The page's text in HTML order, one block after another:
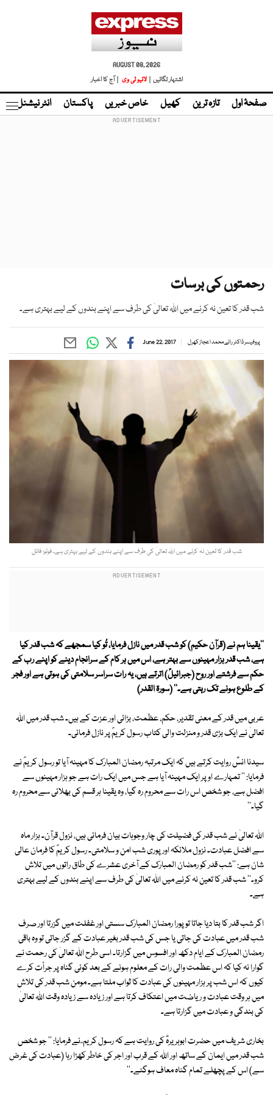
AUGUST 08, 2026
اشتہار لگائیں |
لائیو ٹی وی | آج کا اخبار
صفحۂ اول تازہ ترین کھیل خاص خبریں پاکستان انٹر نیشنل
رحمتوں کی برسات
شب قدر کا تعین نہ کرنے میں اللہ تعالیٰ کی طرف سے اپنے بندوں کے لیے بہتری ہے۔
پروفیسر ڈاکٹر رائے محمد اعجاز کھرل June 22, 2017
شب قدر کا تعین نہ کرنے میں اللہ تعالیٰ کی طرف سے اپنے بندوں کے لیے بہتری ہے۔ فوٹو: فائل
''یقینا ہم نے (قرآن حکیم) کو شب قدر میں نازل فرمایا، تُو کیا سمجھے کہ شب قدر کیا
ہے، شب قدر ہزار مہینوں سے بہتر ہے، اس میں ہر کام کے سرانجام دینے کو اپنے رب کے
حکم سے فرشتے اور روح (جبرائیلؑ) اترتے ہیں، یہ رات سراسر سلامتی کی ہوتی ہے اور فجر
کے طلوع ہونے تک رہتی ہے۔'' (سورۃ القدر)
عربی میں قدر کے معنی تقدیر، حکم، عظمت، بڑائی اور عزت کے ہیں۔ شب قدر میں اللہ
تعالیٰ نے ایک بڑی قدر و منزلت والی کتاب رسول کریمؐ پر نازل فرمائی۔
سیدنا انسؓ روایت کرتے ہیں کہ ایک مرتبہ رمضان المبارک کا مہینہ آیا تو رسول کریمؐ نے
فرمایا: '' تمہارے اوپر ایک مہینہ آیا ہے جس میں ایک رات ہے جو ہزار مہینوں سے
افضل ہے، جو شخص اس رات سے محروم رہ گیا، وہ یقینا ہر قسم کی بھلائی سے محروم رہ
گیا۔''
اللہ تعالیٰ نے شب قدر کی فضیلت کی چار وجوہات بیان فرمائی ہیں، نزول قرآن۔ ہزار ماہ
سے افضل عبادت۔ نزول ملائکہ اور پوری شب امن و سلامتی۔ رسول کریمؐ کا فرمان عالی
شان ہے: ''شب قدر کو رمضان المبارک کے آخری عشرے کی طاق راتوں میں تلاش
کرو۔'' شب قدر کا تعین نہ کرنے میں اللہ تعالیٰ کی طرف سے اپنے بندوں کے لیے بہتری
ہے۔
اگر شب قدر کا بتا دیا جاتا تو پورا رمضان المبارک سستی اور غفلت میں گزرتا اور صرف
شب قدر میں عبادت کی جاتی یا جس کی شب قدر بغیر عبادت کے گزر جاتی تو وہ باقی
رمضان المبارک کے ایام دکھ اور افسوس میں گزارتا۔ اسی طرح اللہ تعالیٰ کی رحمت نے
گوارا نہ کیا کہ اس عظمت والی رات کے معلوم ہونے کے بعد کوئی گناہ پر جرأت کرے
کیوں کہ اس شب پر ہزار مہینوں کی عبادت کا ثواب ملتا ہے۔ مومن شب قدر کی تلاش
میں ہر وقت عبادت و ریاضت میں اعتکاف کرتا ہے اور زیادہ سے زیادہ وقت اللہ تعالیٰ
کی بندگی و عبادت میں گزارتا ہے۔
بخاری شریف میں حضرت ابوہریرہؓ کی روایت ہے کہ رسول کریم ؐ نے فرمایا: '' جو شخص
شب قدر میں ایمان کے ساتھ اور اللہ کے قرب اور اجر کی خاطر کھڑا رہا (عبادت کی غرض
سے) اس کے پچھلے تمام گناہ معاف ہوگئے۔''